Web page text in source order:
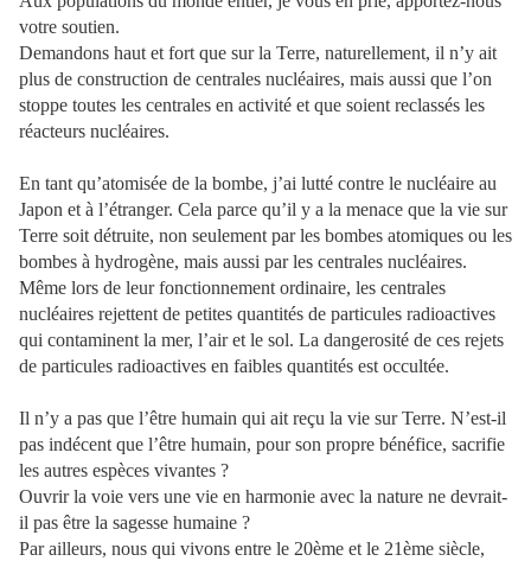
votre soutien.
Demandons haut et fort que sur la Terre, naturellement, il n’y ait
plus de construction de centrales nucléaires, mais aussi que l’on
stoppe toutes les centrales en activité et que soient reclassés les
réacteurs nucléaires.
En tant qu’atomisée de la bombe, j’ai lutté contre le nucléaire au
Japon et à l’étranger. Cela parce qu’il y a la menace que la vie sur
Terre soit détruite, non seulement par les bombes atomiques ou les
bombes à hydrogène, mais aussi par les centrales nucléaires.
Même lors de leur fonctionnement ordinaire, les centrales
nucléaires rejettent de petites quantités de particules radioactives
qui contaminent la mer, l’air et le sol. La dangerosité de ces rejets
de particules radioactives en faibles quantités est occultée.
Il n’y a pas que l’être humain qui ait reçu la vie sur Terre. N’est-il
pas indécent que l’être humain, pour son propre bénéfice, sacrifie
les autres espèces vivantes ?
Ouvrir la voie vers une vie en harmonie avec la nature ne devrait-
il pas être la sagesse humaine ?
Par ailleurs, nous qui vivons entre le 20ème et le 21ème siècle,